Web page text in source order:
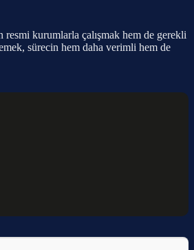
resmi kurumlarla çalışmak hem de gerekli
sürecin hem daha verimli hem de